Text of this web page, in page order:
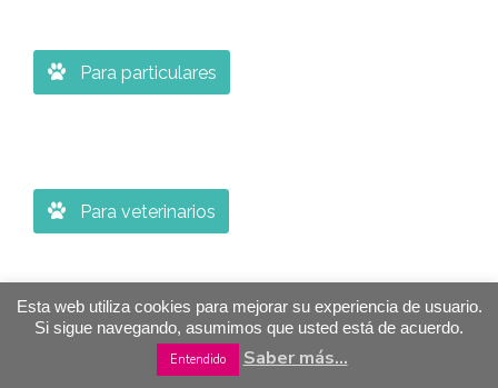
 Para particulares
 Para veterinarios
© 2007 - 2021 Etolia · Etología Veterinaria
Esta web utiliza cookies para mejorar su experiencia de usuario.
Si sigue navegando, asumimos que usted está de acuerdo.
Entendido Saber más...